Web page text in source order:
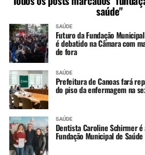
saúde"
SAÚDE
Futuro da Fundação
é debatido na Câmara com
de fora
SAÚDE
Prefeitura de Canoas fará
do piso da enfermagem na
SAÚDE
Dentista Caroline Schirmer
Fundação Municipal de